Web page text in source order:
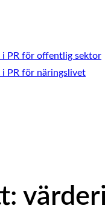
i PR för offentlig sektor
i PR för näringslivet